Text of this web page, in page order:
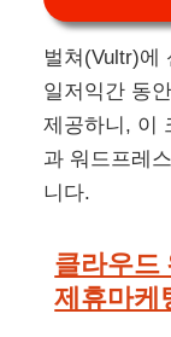
벌쳐(Vultr)에
일저익간 동
제공하니, 이
과 워드프레
니다.
클라우드
제휴마케